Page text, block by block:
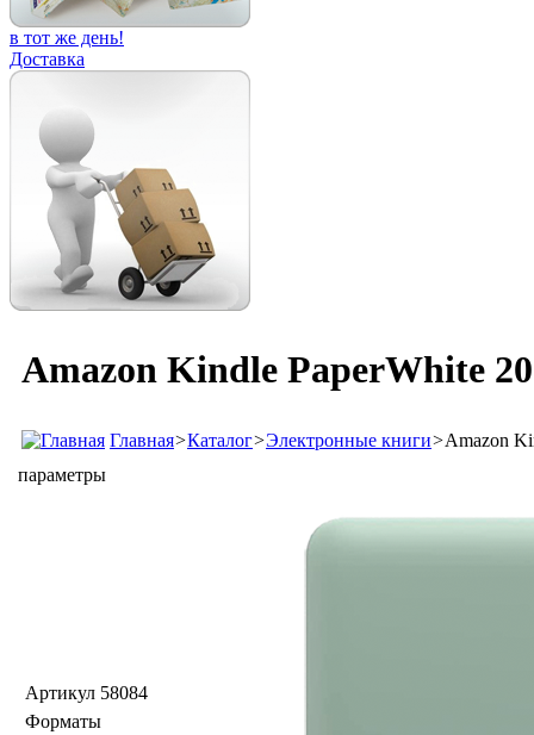
в тот же день!
Доставка
Amazon Kindle PaperWhite
Главная>Каталог>Электронные книги>Amazon
параметры
Артикул 58084
Форматы